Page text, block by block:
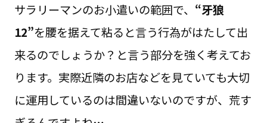
サラリーマンのお小遣いの範囲で、 “牙狼
12”を腰を据えて粘ると言う行為がはたして出
来るのでしょうか？と言う部分を強く考えてお
ります。実際近隣のお店などを見ていても大切
に運用しているのは間違いないのですが、荒す